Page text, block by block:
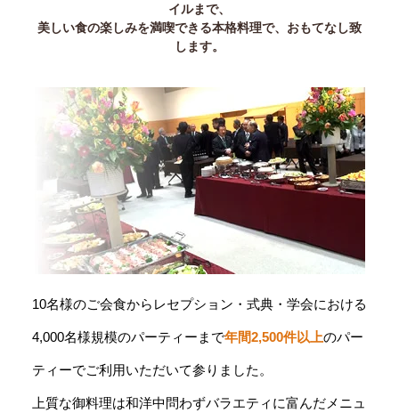
イルまで、
美しい食の楽しみを満喫できる本格料理で、おもてなし致
します。
10名様のご会食からレセプション・式典・学会における
4,000名様規模のパーティーまで年間2,500件以上のパー
ティーでご利用いただいて参りました。
上質な御料理は和洋中問わずバラエティに富んだメニュ